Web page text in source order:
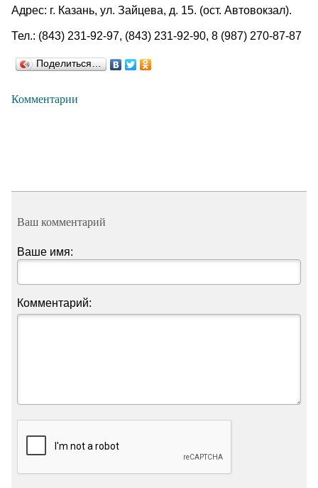
Адрес: г. Казань, ул. Зайцева, д. 15. (ост. Автовокзал).
Тел.: (843) 231-92-97, (843) 231-92-90, 8 (987) 270-87-87
Поделиться…
Комментарии
Ваш комментарий
Ваше имя:
Комментарий: